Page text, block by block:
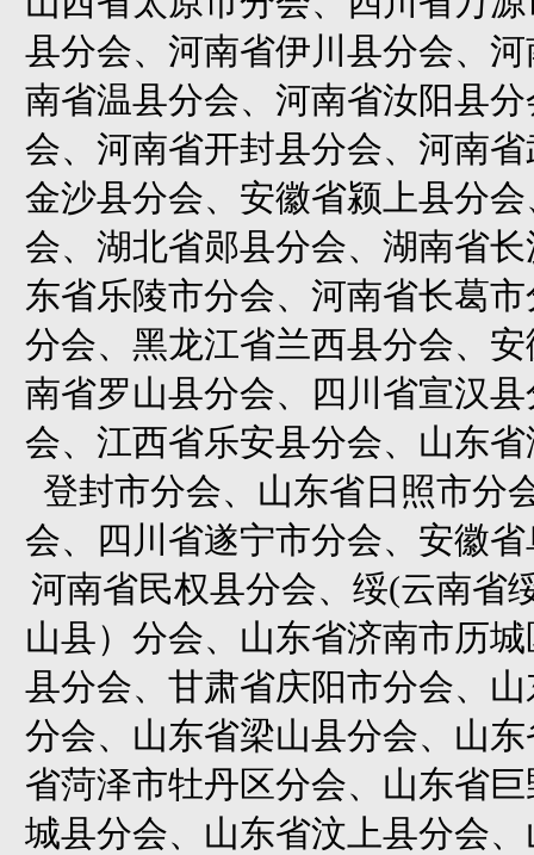
县分会、河南省伊川县分会、
南省温县分会、河南省汝阳县
会、河南省开封县分会、河南
金沙县分会、安徽省颍上县分
会、湖北省郧县分会、湖南省
东省乐陵市分会、河南省长葛
分会、黑龙江省兰西县分会、
南省罗山县分会、四川省宣汉
会、江西省乐安县分会、山东
登封市分会、山东省日照市分
会、四川省遂宁市分会、安徽
河南省民权县分会、绥(云南省
山县）分会、山东省济南市历
县分会、甘肃省庆阳市分会、
分会、山东省梁山县分会、山
省菏泽市牡丹区分会、山东省
城县分会、山东省汶上县分会